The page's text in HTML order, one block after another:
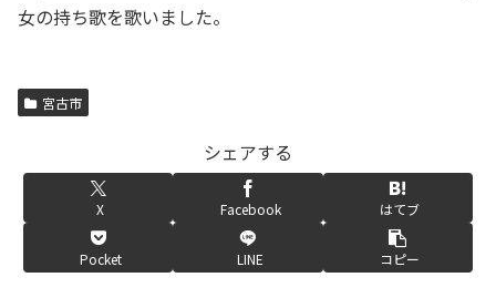
女の持ち歌を歌いました。
宮古市
シェアする
X Facebook はてブ
Pocket LINE コピー